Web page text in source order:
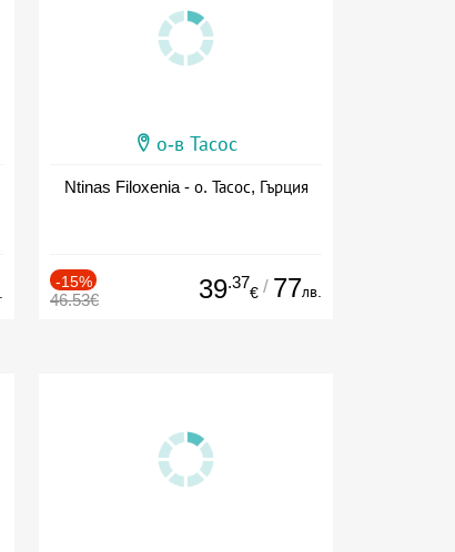
о-в Тасос
Ntinas Filoxenia - о. Тасос, Гърция
-15%
46.53€ 39.37
€ / 77лв.